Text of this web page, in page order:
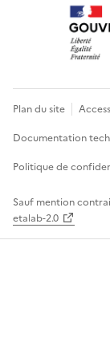
Plan du site
Documentation
Politique de
Sauf mention
etalab-2.0